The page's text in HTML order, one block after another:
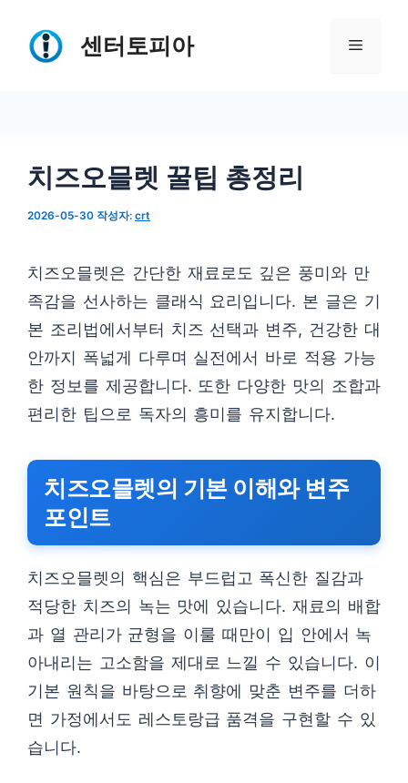
센터토피아 메
치즈오믈렛 꿀팁 총정리
2026-05-30 작성자: crt
치즈오믈렛은 간단한 재료로도 깊은 풍미와 만
족감을 선사하는 클래식 요리입니다. 본 글은 기
본 조리법에서부터 치즈 선택과 변주, 건강한 대
안까지 폭넓게 다루며 실전에서 바로 적용 가능
한 정보를 제공합니다. 또한 다양한 맛의 조합과
편리한 팁으로 독자의 흥미를 유지합니다.
치즈오믈렛의 기본 이해와 변주
포인트
치즈오믈렛의 핵심은 부드럽고 폭신한 질감과
적당한 치즈의 녹는 맛에 있습니다. 재료의 배합
과 열 관리가 균형을 이룰 때만이 입 안에서 녹
아내리는 고소함을 제대로 느낄 수 있습니다. 이
기본 원칙을 바탕으로 취향에 맞춘 변주를 더하
면 가정에서도 레스토랑급 품격을 구현할 수 있
습니다.